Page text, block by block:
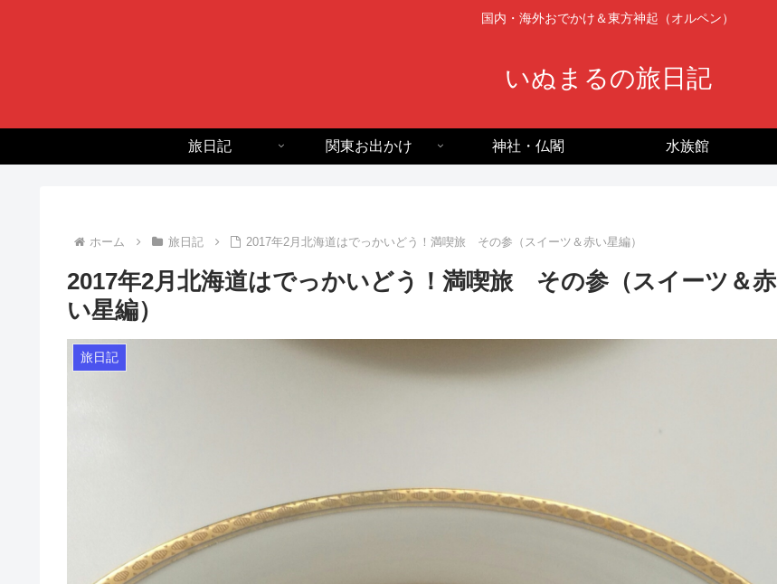
国内・海外おでかけ＆東方神起（オルペン）
いぬまるの旅日記
旅日記 関東お出かけ 神社・仏閣 水族館
ホーム 旅日記 2017年2月北海道はでっかいどう！満喫旅 その参（スイーツ＆赤い星編）
2017年2月北海道はでっかいどう！満喫旅 その参（スイーツ＆赤
い星編）
旅日記